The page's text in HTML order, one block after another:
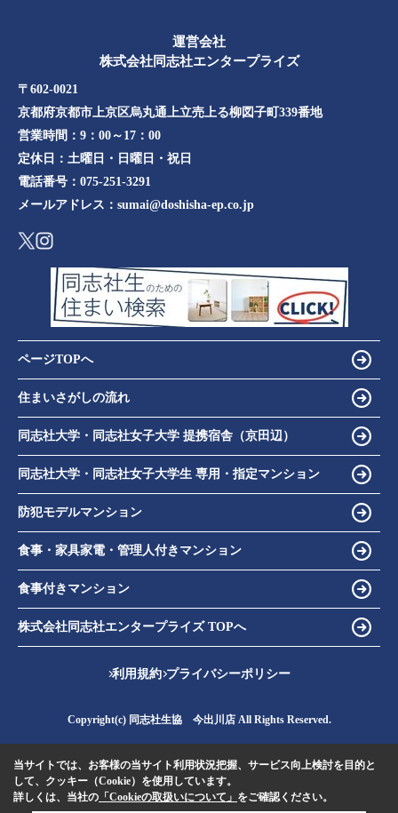
運営会社
株式会社同志社エンタープライズ
〒602-0021
京都府京都市上京区烏丸通上立売上る柳図子町339番地​​
営業時間： 9：00～17：00
定休日： 土曜日・日曜日・祝日
電話番号： 075-251-3291
メールアドレス： sumai@doshisha-ep.co.jp
ページTOPへ
住まいさがしの流れ
同志社大学・同志社女子大学 提携宿舎（京田辺）
同志社大学・同志社女子大学生 専用・指定マンション
防犯モデルマンション
食事・家具家電・管理人付きマンション
食事付きマンション
株式会社同志社エンタープライズ TOPへ
利用規約 プライバシーポリシー
Copyright(c) 同志社生協 今出川店 All Rights Reserved.
当サイトでは、お客様の当サイト利用状況把握、サービス向上検討を目的と
して、クッキー（Cookie）を使用しています。
詳しくは、当社の 「Cookieの取扱いについて」 をご確認ください。